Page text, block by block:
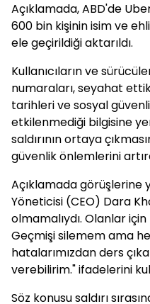
Açıklamada, ABD'de
600 bin kişinin isim ve
ele geçirildiği aktarıldı.
Kullanıcıların ve
numaraları, seyahat
tarihleri ve sosyal
etkilenmediği bilgisine
saldırının ortaya
güvenlik önlemlerini
Açıklamada görüşlerine
Yöneticisi (CEO) Dara
olmamalıydı. Olanlar
Geçmişi silemem ama
hatalarımızdan ders
verebilirim." ifadelerini
Söz konusu saldırı